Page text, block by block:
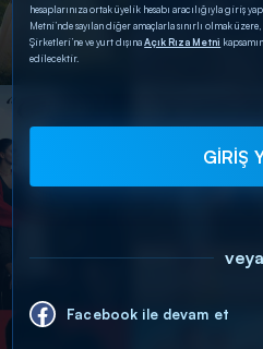
hesaplarınıza ortak üyelik hesabı aracılığıyla giriş
Metni’nde sayılan diğer amaçlarla sınırlı olmak
Şirketleri’ne ve yurt dışınaAçık Rıza Metni
edilecektir.
GİRİŞ
veya
Facebook ile devam et